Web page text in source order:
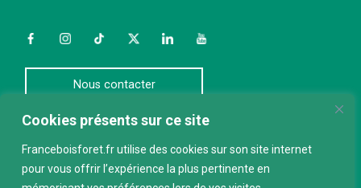
Cookies présents sur ce site
Franceboisforet.fr utilise des cookies sur son site internet
pour vous offrir l’expérience la plus pertinente en
FacebookInstagramTikTokTwitterLinkedInYouTube
Nous contacter
ABONNEZ-VOUS À LA NEWSLETTER